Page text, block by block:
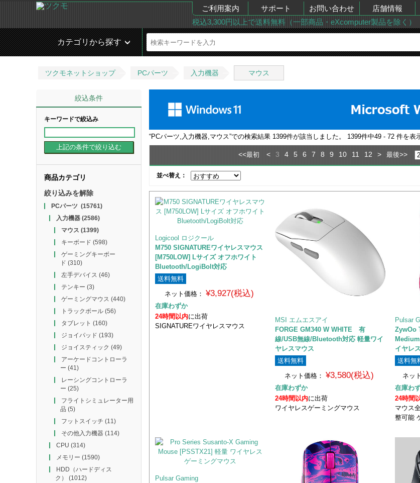
ご利用案内 サポート お問い合わせ 店舗情報
税込3,300円以上で送料無料（一部商品・eXcomputer製品を除く）
カテゴリから探す
ツクモネットショップ PCパーツ 入力機器 マウス
絞込条件
キーワードで絞込み
商品カテゴリ
絞り込みを解除
PCパーツ (15761)
入力機器(2586)
マウス (1399)
キーボード (598)
ゲーミングキーボー
ド (310)
左手デバイス (46)
テンキー (3)
ゲーミングマウス (440)
トラックボール(56)
タブレット (160)
ジョイパッド (193)
ジョイスティック (49)
アーケードコントローラ
ー (41)
レーシングコントローラ
ー (25)
フライトシミュレーター用
品 (5)
フットスイッチ (11)
その他入力機器(114)
CPU (314)
メモリー (1590)
HDD（ハードディス
ク）
(1012)
“PCパーツ,入力機器,マウス”での検索結果 1399件が該当しました。 1399件中49 - 72 件を表
<<最初 < 3 4 5 6 7 8 9 10 11 12 > 最後>>
並べ替え：
Logicool ロジクール
M750 SIGNATUREワイヤレスマウス
[M750LOW] Lサイズ オフホワイト
Bluetooth/LogiBolt対応
送料無料
ネット価格： ¥3,927(税込)
在庫わずか
24時間以内に出荷
SIGNATUREワイヤレスマウス
MSI エムエスアイ
FORGE GM340 W WHITE 有
線/USB無線/Bluetooth対応 軽量ワイ
ヤレスマウス
送料無料
ネット価格： ¥3,580(税込)
在庫わずか
24時間以内に出荷
ワイヤレスゲーミングマウス
Pulsar
ZywOo
イヤレ
送料無
ネッ
在庫わ
24時間
マウス
整可能
Pulsar Gaming